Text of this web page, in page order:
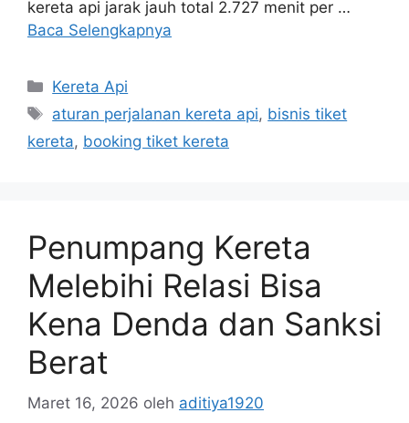
kereta api jarak jauh total 2.727 menit per …
Baca Selengkapnya
Kereta Api
aturan perjalanan kereta api, bisnis tiket
kereta, booking tiket kereta
Penumpang Kereta
Melebihi Relasi Bisa
Kena Denda dan Sanksi
Berat
Maret 16, 2026 oleh aditiya1920